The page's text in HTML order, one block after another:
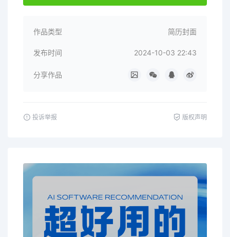
作品类型 简历封面
发布时间 2024-10-03 22:43
分享作品
投诉举报 版权声明